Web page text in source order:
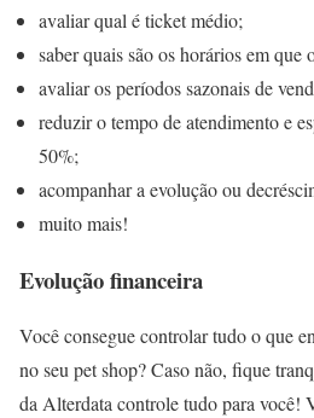
avaliar qual é ticket médio;
saber quais são os horários em que
avaliar os períodos sazonais de
reduzir o tempo de atendimento e
50%;
acompanhar a evolução ou
muito mais!
Evolução financeira
Você consegue controlar tudo o que
no seu pet shop? Caso não, fique
da Alterdata controle tudo para você!